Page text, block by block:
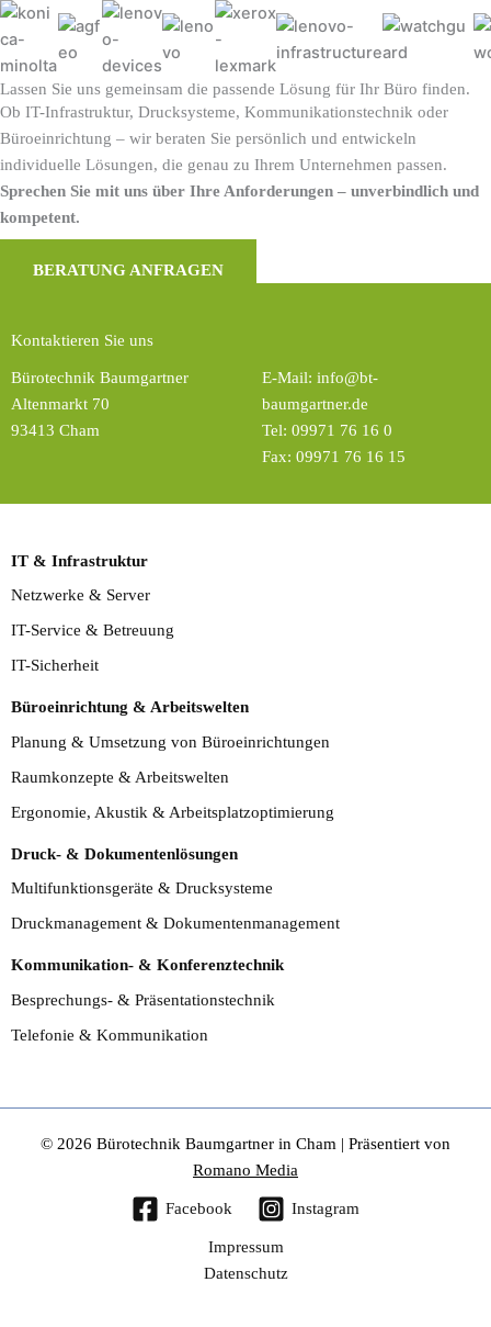
Lassen Sie uns gemeinsam die passende Lösung für Ihr Büro finden.
Ob IT-Infrastruktur, Drucksysteme, Kommunikationstechnik oder
Büroeinrichtung – wir beraten Sie persönlich und entwickeln
individuelle Lösungen, die genau zu Ihrem Unternehmen passen.
Sprechen Sie mit uns über Ihre Anforderungen – unverbindlich und
kompetent.
BERATUNG ANFRAGEN
Kontaktieren Sie uns
Bürotechnik Baumgartner
Altenmarkt 70
93413 Cham
E-Mail: info@bt-
baumgartner.de
Tel: 09971 76 16 0
Fax: 09971 76 16 15
IT & Infrastruktur
Netzwerke & Server
IT-Service & Betreuung
IT-Sicherheit
Büroeinrichtung & Arbeitswelten
Planung & Umsetzung von Büroeinrichtungen
Raumkonzepte & Arbeitswelten
Ergonomie, Akustik & Arbeitsplatzoptimierung
Druck- & Dokumentenlösungen
Multifunktionsgeräte & Drucksysteme
Druckmanagement & Dokumentenmanagement
Kommunikation- & Konferenztechnik
Besprechungs- & Präsentationstechnik
Telefonie & Kommunikation
© 2026 Bürotechnik Baumgartner in Cham | Präsentiert von
Romano Media
Facebook Instagram
Impressum
Datenschutz